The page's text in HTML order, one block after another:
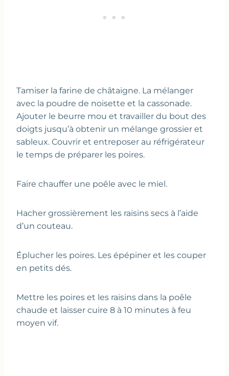
Tamiser la farine de châtaigne. La mélanger
avec la poudre de noisette et la cassonade.
Ajouter le beurre mou et travailler du bout des
doigts jusqu’à obtenir un mélange grossier et
sableux. Couvrir et entreposer au réfrigérateur
le temps de préparer les poires.
Faire chauffer une poêle avec le miel.
Hacher grossièrement les raisins secs à l’aide
d’un couteau.
Éplucher les poires. Les épépiner et les couper
en petits dés.
Mettre les poires et les raisins dans la poêle
chaude et laisser cuire 8 à 10 minutes à feu
moyen vif.